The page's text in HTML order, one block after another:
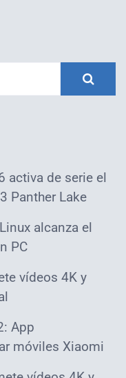
activa de serie el
Panther Lake
alcanza el
PC
vídeos 4K y
App
móviles Xiaomi